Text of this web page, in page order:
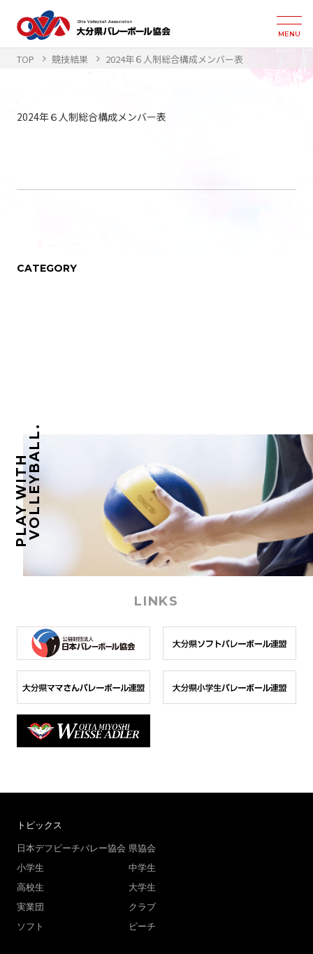
MENU
TOP 競技結果 2024年６人制総合構成メンバー表
2024年６人制総合構成メンバー表
CATEGORY
PLAY WITHVOLLEYBALL.
LINKS
トピックス
日本デフビーチバレー協会 県協会
小学生
中学生
高校生
大学生
実業団
クラブ
ソフト
ビーチ